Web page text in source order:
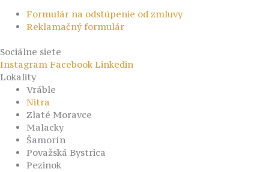
Formulár na odstúpenie od zmluvy
Reklamačný formulár
Sociálne siete
Instagram Facebook Linkedin
Lokality
Vráble
Nitra
Zlaté Moravce
Malacky
Šamorín
Považská Bystrica
Pezinok